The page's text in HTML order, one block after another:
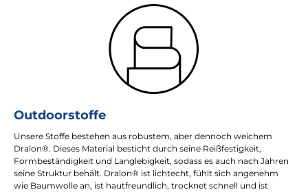
Outdoorstoffe
Unsere Stoffe bestehen aus robustem, aber dennoch weichem
Dralon®. Dieses Material besticht durch seine Reißfestigkeit,
Formbeständigkeit und Langlebigkeit, sodass es auch nach Jahren
seine Struktur behält. Dralon® ist lichtecht, fühlt sich angenehm
wie Baumwolle an, ist hautfreundlich, trocknet schnell und ist